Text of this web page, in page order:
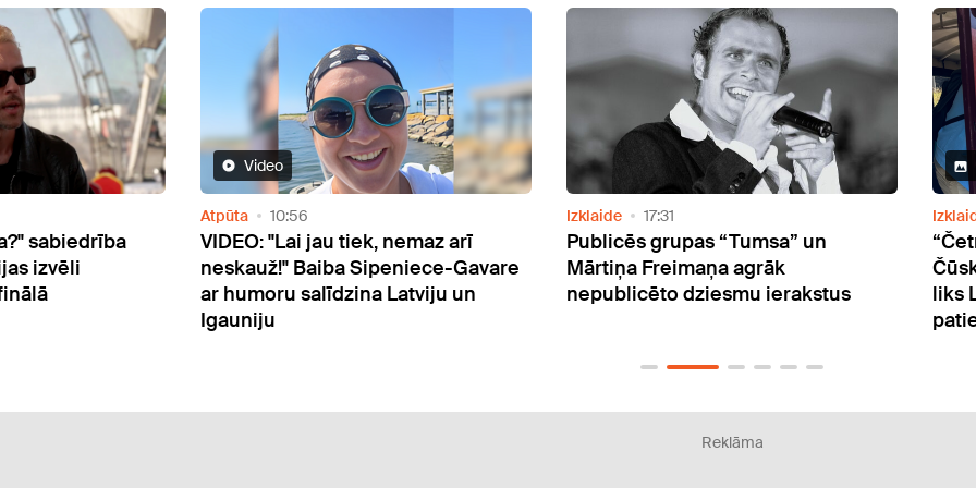
nemaz arī
Gavare
Latviju un
Izklaide 17:31
Publicēs grupas “Tumsa” un
Mārtiņa Freimaņa agrāk
nepublicēto dziesmu ierakstus
Izklaide 06:40
“Četri uz koferiem” Austrālijā!
Čūskas, koalas un cita eksotika, kas
liks Latvijas slavenībām sajusties
Reklāma